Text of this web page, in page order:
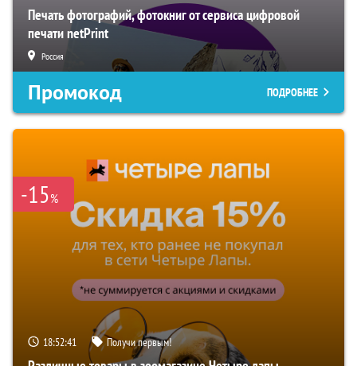
Печать фотографий, фотокниг от сервиса цифровой
печати netPrint
Россия
Промокод ПОДРОБНЕЕ
-15%
18:52:40 Получи первым!